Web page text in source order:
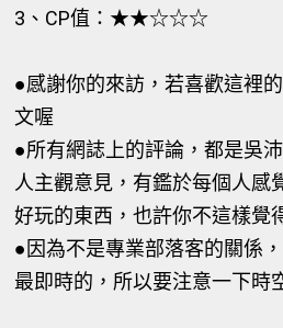
3、CP值：★★☆☆☆
●感謝你的來訪，若喜歡這裡
文喔
●所有網誌上的評論，都是吳
人主觀意見，有鑑於每個人感
好玩的東西，也許你不這樣覺
●因為不是專業部落客的關係
最即時的，所以要注意一下時